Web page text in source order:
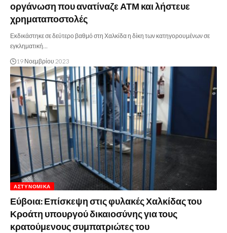
οργάνωση που ανατίναζε ΑΤΜ και λήστευε
χρηματαποστολές
Εκδικάστηκε σε δεύτερο βαθμό στη Χαλκίδα η δίκη των κατηγορουμένων σε
εγκληματική…
19 Νοεμβρίου 2023
ΑΣΤΥΝΟΜΙΚΆ
Εύβοια: Επίσκεψη στις φυλακές Χαλκίδας του
Κροάτη υπουργού δικαιοσύνης για τους
κρατούμενους συμπατριώτες του